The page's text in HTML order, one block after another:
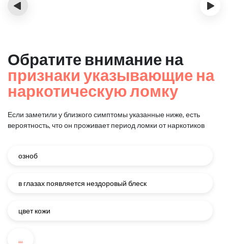
‹ ›
Обратите внимание на
признаки указывающие на
наркотическую ломку
Если заметили у близкого симптомы указанные ниже, есть
вероятность, что он проживает период ломки от наркотиков
озноб
в глазах появляется нездоровый блеск
цвет кожи
...